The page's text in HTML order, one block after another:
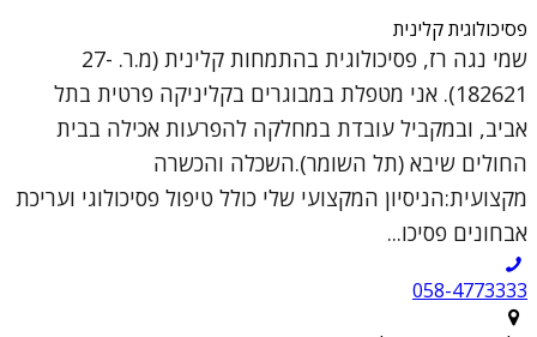
פסיכולוגית קלינית
שמי נגה רז, פסיכולוגית בהתמחות קלינית (מ.ר. 27-
182621). אני מטפלת במבוגרים בקליניקה פרטית בתל
אביב, ובמקביל עובדת במחלקה להפרעות אכילה בבית
החולים שיבא (תל השומר).השכלה והכשרה
מקצועית:הניסיון המקצועי שלי כולל טיפול פסיכולוגי ועריכת
אבחונים פסיכו...
058-4773333